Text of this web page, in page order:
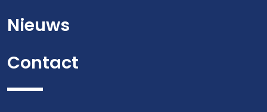
Nieuws
Contact